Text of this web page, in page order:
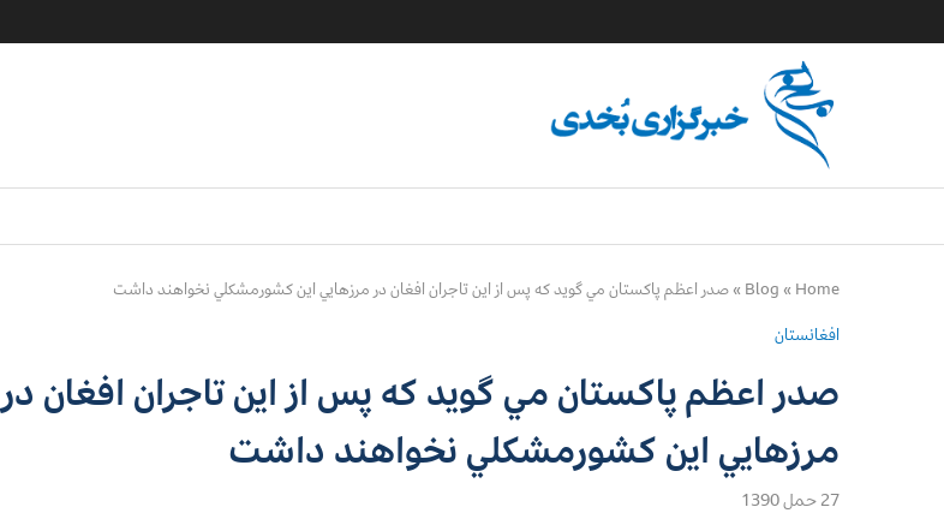
Home
»
Blog
»صدر اعظم پاكستان مي گويد كه پس از اين تاجران افغان در مرزهايي اين كشورمشكلي نخواهند داشت
افغانستان
صدر اعظم پاكستان مي گويد كه پس از اين تاجران افغان در
مرزهايي اين كشورمشكلي نخواهند داشت
27 حمل 1390